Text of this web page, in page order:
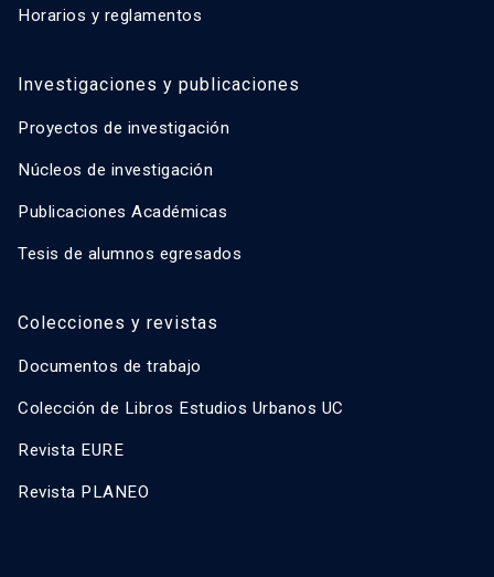
Horarios y reglamentos
Investigaciones y publicaciones
Proyectos de investigación
Núcleos de investigación
Publicaciones Académicas
Tesis de alumnos egresados
Colecciones y revistas
Documentos de trabajo
Colección de Libros Estudios Urbanos UC
Revista EURE
Revista PLANEO